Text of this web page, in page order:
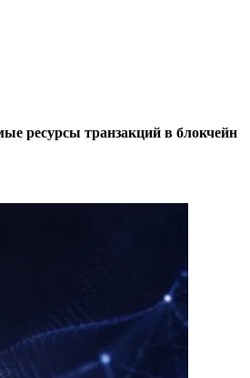
ресурсы транзакций в блокчейн